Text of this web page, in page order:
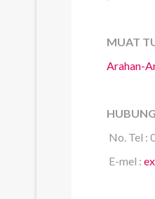
MUAT
Arahan-
No. Tel :
E-mel :